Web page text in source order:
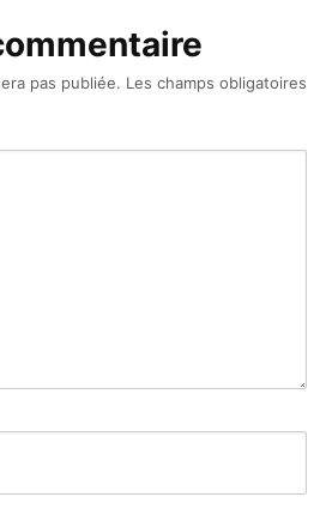
pas publiée. Les champs obligatoires